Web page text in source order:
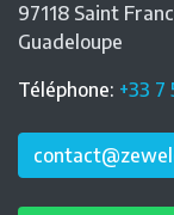
97118 Saint
Guadeloupe
Téléphone: +33 7